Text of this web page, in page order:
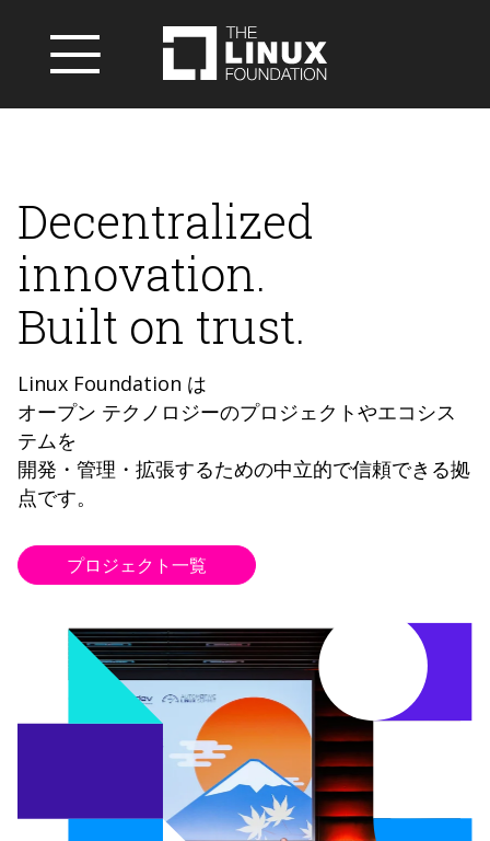
Decentralized
innovation.
Built on trust.
Linux Foundation は
オープン テクノロジーのプロジェクトやエコシス
テムを
開発・管理・拡張するための中立的で信頼できる拠
点です。
プロジェクト一覧